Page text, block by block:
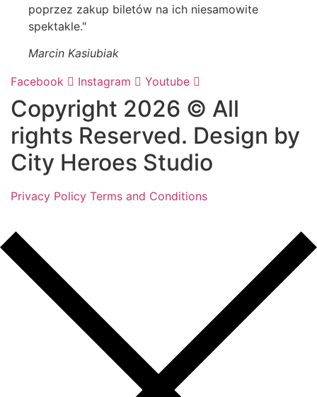
poprzez zakup biletów na ich niesamowite
spektakle."
Marcin Kasiubiak
Facebook
Instagram Youtube
Copyright 2026 © All
rights Reserved. Design by
City Heroes Studio
Privacy Policy Terms and Conditions